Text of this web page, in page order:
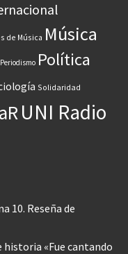
de Música Música
Periodismo Política
Solidaridad
UNI Radio
10. Reseña de
historia «Fue cantando